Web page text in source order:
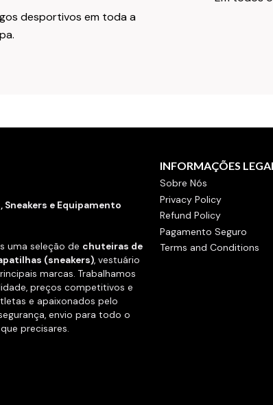
desportivos em toda a
de Informação
e Equipamento
uma seleção de chuteiras de
(sneakers), vestuário
marcas. Trabalhamos
preços competitivos e
e apaixonados pelo
envio para todo o
precisares.
INFORMAÇÕES
Sobre Nós
Privacy Policy
Refund Policy
Pagamento Seguro
Terms and Conditions